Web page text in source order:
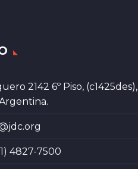
2142 6º Piso, (c1425des),
4827-7500